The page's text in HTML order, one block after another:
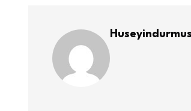
Huseyindurmus